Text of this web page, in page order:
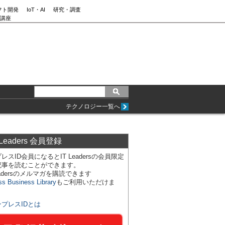
ト開発 IoT・AI
研究・調査
座
テクノロジー一覧へ
会員登録
スID会員になるとIT Leadersの会員限定
を読むことができます。
のメルマガを購読できます
Business Libraryもご利用いただけま
プレスIDとは